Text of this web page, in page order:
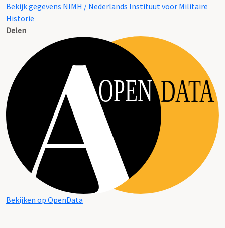
Bekijk gegevens NIMH / Nederlands Instituut voor Militaire
Historie
Delen
OPEN DATA
Bekijken op OpenData